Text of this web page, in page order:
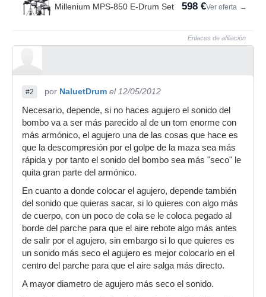
Millenium MPS-850 E-Drum Set 598 €Ver oferta →
Enlaces de afiliación
#2 por NaluetDrum el 12/05/2012
Necesario, depende, si no haces agujero el sonido del
bombo va a ser más parecido al de un tom enorme con
más armónico, el agujero una de las cosas que hace es
que la descompresión por el golpe de la maza sea más
rápida y por tanto el sonido del bombo sea más "seco" le
quita gran parte del armónico.
En cuanto a donde colocar el agujero, depende también
del sonido que quieras sacar, si lo quieres con algo más
de cuerpo, con un poco de cola se le coloca pegado al
borde del parche para que el aire rebote algo más antes
de salir por el agujero, sin embargo si lo que quieres es
un sonido más seco el agujero es mejor colocarlo en el
centro del parche para que el aire salga más directo.
A mayor diametro de agujero más seco el sonido.